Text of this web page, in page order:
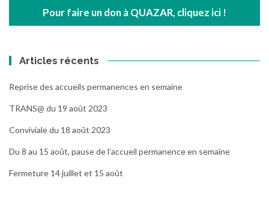
Pour faire un don à QUAZAR, cliquez ici !
Articles récents
Reprise des accueils permanences en semaine
TRANS@ du 19 août 2023
Conviviale du 18 août 2023
Du 8 au 15 août, pause de l’accueil permanence en semaine
Fermeture 14 juillet et 15 août